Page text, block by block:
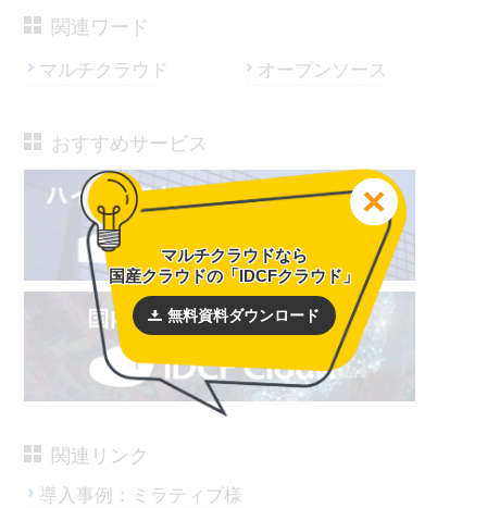
関連ワード
マルチクラウド オープンソース
おすすめサービス
関連リンク
導入事例：ミラティブ様
マルチクラウドなら
国産クラウドの「IDCFクラウド」
無料資料ダウンロード